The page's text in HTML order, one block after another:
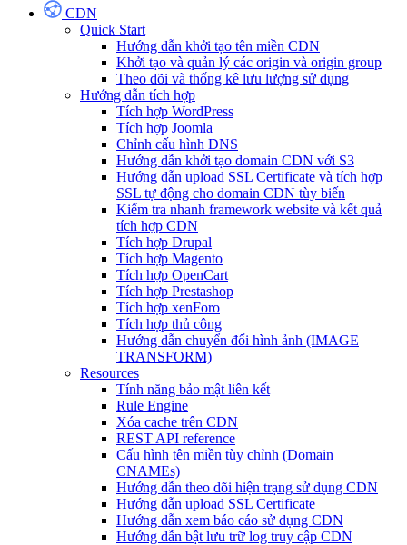
CDN
Quick Start
Hướng dẫn khởi tạo tên miền CDN
Khởi tạo và quản lý các origin và origin group
Theo dõi và thống kê lưu lượng sử dụng
Hướng dẫn tích hợp
Tích hợp WordPress
Tích hợp Joomla
Chỉnh cấu hình DNS
Hướng dẫn khởi tạo domain CDN với S3
Hướng dẫn upload SSL Certificate và tích hợp
SSL tự động cho domain CDN tùy biến
Kiểm tra nhanh framework website và kết quả
tích hợp CDN
Tích hợp Drupal
Tích hợp Magento
Tích hợp OpenCart
Tích hợp Prestashop
Tích hợp xenForo
Tích hợp thủ công
Hướng dẫn chuyển đổi hình ảnh (IMAGE
TRANSFORM)
Resources
Tính năng bảo mật liên kết
Rule Engine
Xóa cache trên CDN
REST API reference
Cấu hình tên miền tùy chỉnh (Domain
CNAMEs)
Hướng dẫn theo dõi hiện trạng sử dụng CDN
Hướng dẫn upload SSL Certificate
Hướng dẫn xem báo cáo sử dụng CDN
Hướng dẫn bật lưu trữ log truy cập CDN